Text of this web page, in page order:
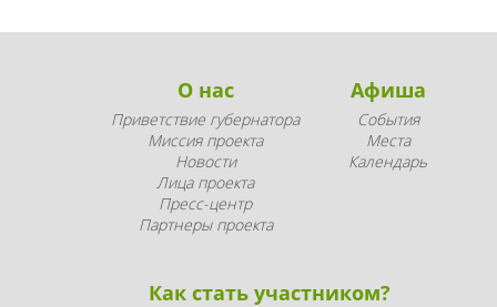
О нас
Приветствие губернатора
Миссия проекта
Новости
Лица проекта
Пресс-центр
Партнеры проекта
Афиша
События
Места
Календарь
Как стать участником?